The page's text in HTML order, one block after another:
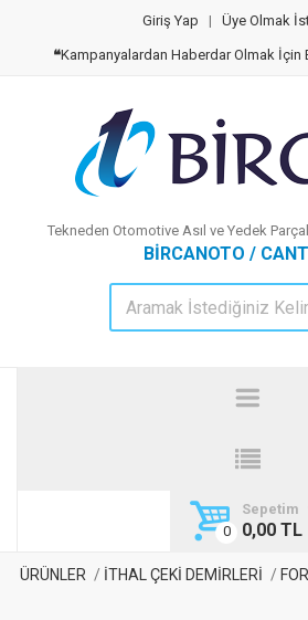
Giriş Yap | Üye Olmak
❝Kampanyalardan Haberdar Olmak İçin
Tekneden Otomotive Asıl ve Yedek
BİRCANOTO /
Sepetim
0,00 TL
ÜRÜNLER İTHAL ÇEKİ DEMİRLERİ